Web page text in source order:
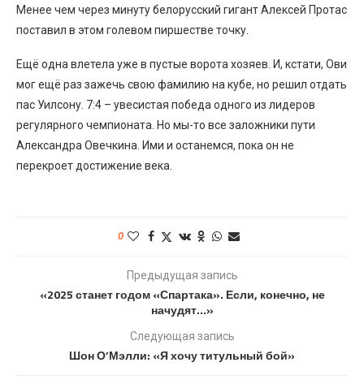
Менее чем через минуту белорусский гигант Алексей Протас
поставил в этом голевом пиршестве точку.
Ещё одна влетела уже в пустые ворота хозяев. И, кстати, Ови
мог ещё раз зажечь свою фамилию на кубе, но решил отдать
пас Уилсону. 7:4 – увесистая победа одного из лидеров
регулярного чемпионата. Но мы-то все заложники пути
Александра Овечкина. Ими и останемся, пока он не
перекроет достижение века.
0
Предыдущая запись
«2025 станет годом «Спартака». Если, конечно, не
начудят…»
Следующая запись
Шон О’Мэлли: «Я хочу титульный бой»